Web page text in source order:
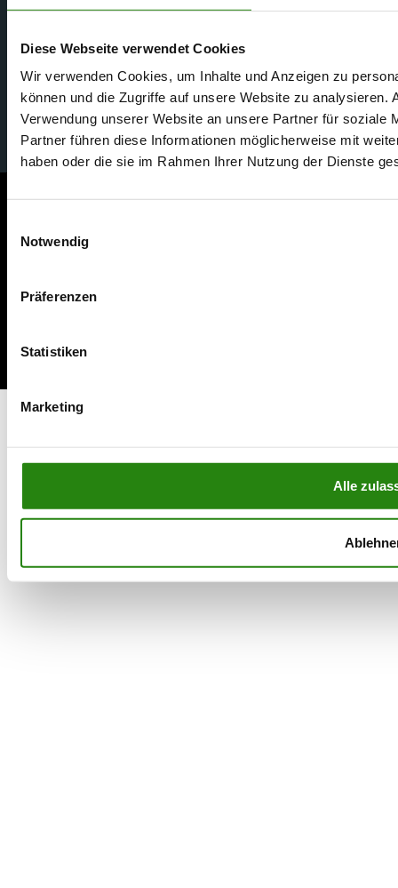
Diese Webseite verwendet Cookies
Wir verwenden Cookies, um Inhalte und Anzeigen zu
können und die Zugriffe auf unsere Website zu analysieren.
Verwendung unserer Website an unsere Partner für soziale
Partner führen diese Informationen möglicherweise mit
haben oder die sie im Rahmen Ihrer Nutzung der Dienste
Notwendig
Präferenzen
Statistiken
Marketing
Alle
• Standort
+498731
50997-0
© 2025 Alle Rechte vorbehalten | Made with ❤️ by